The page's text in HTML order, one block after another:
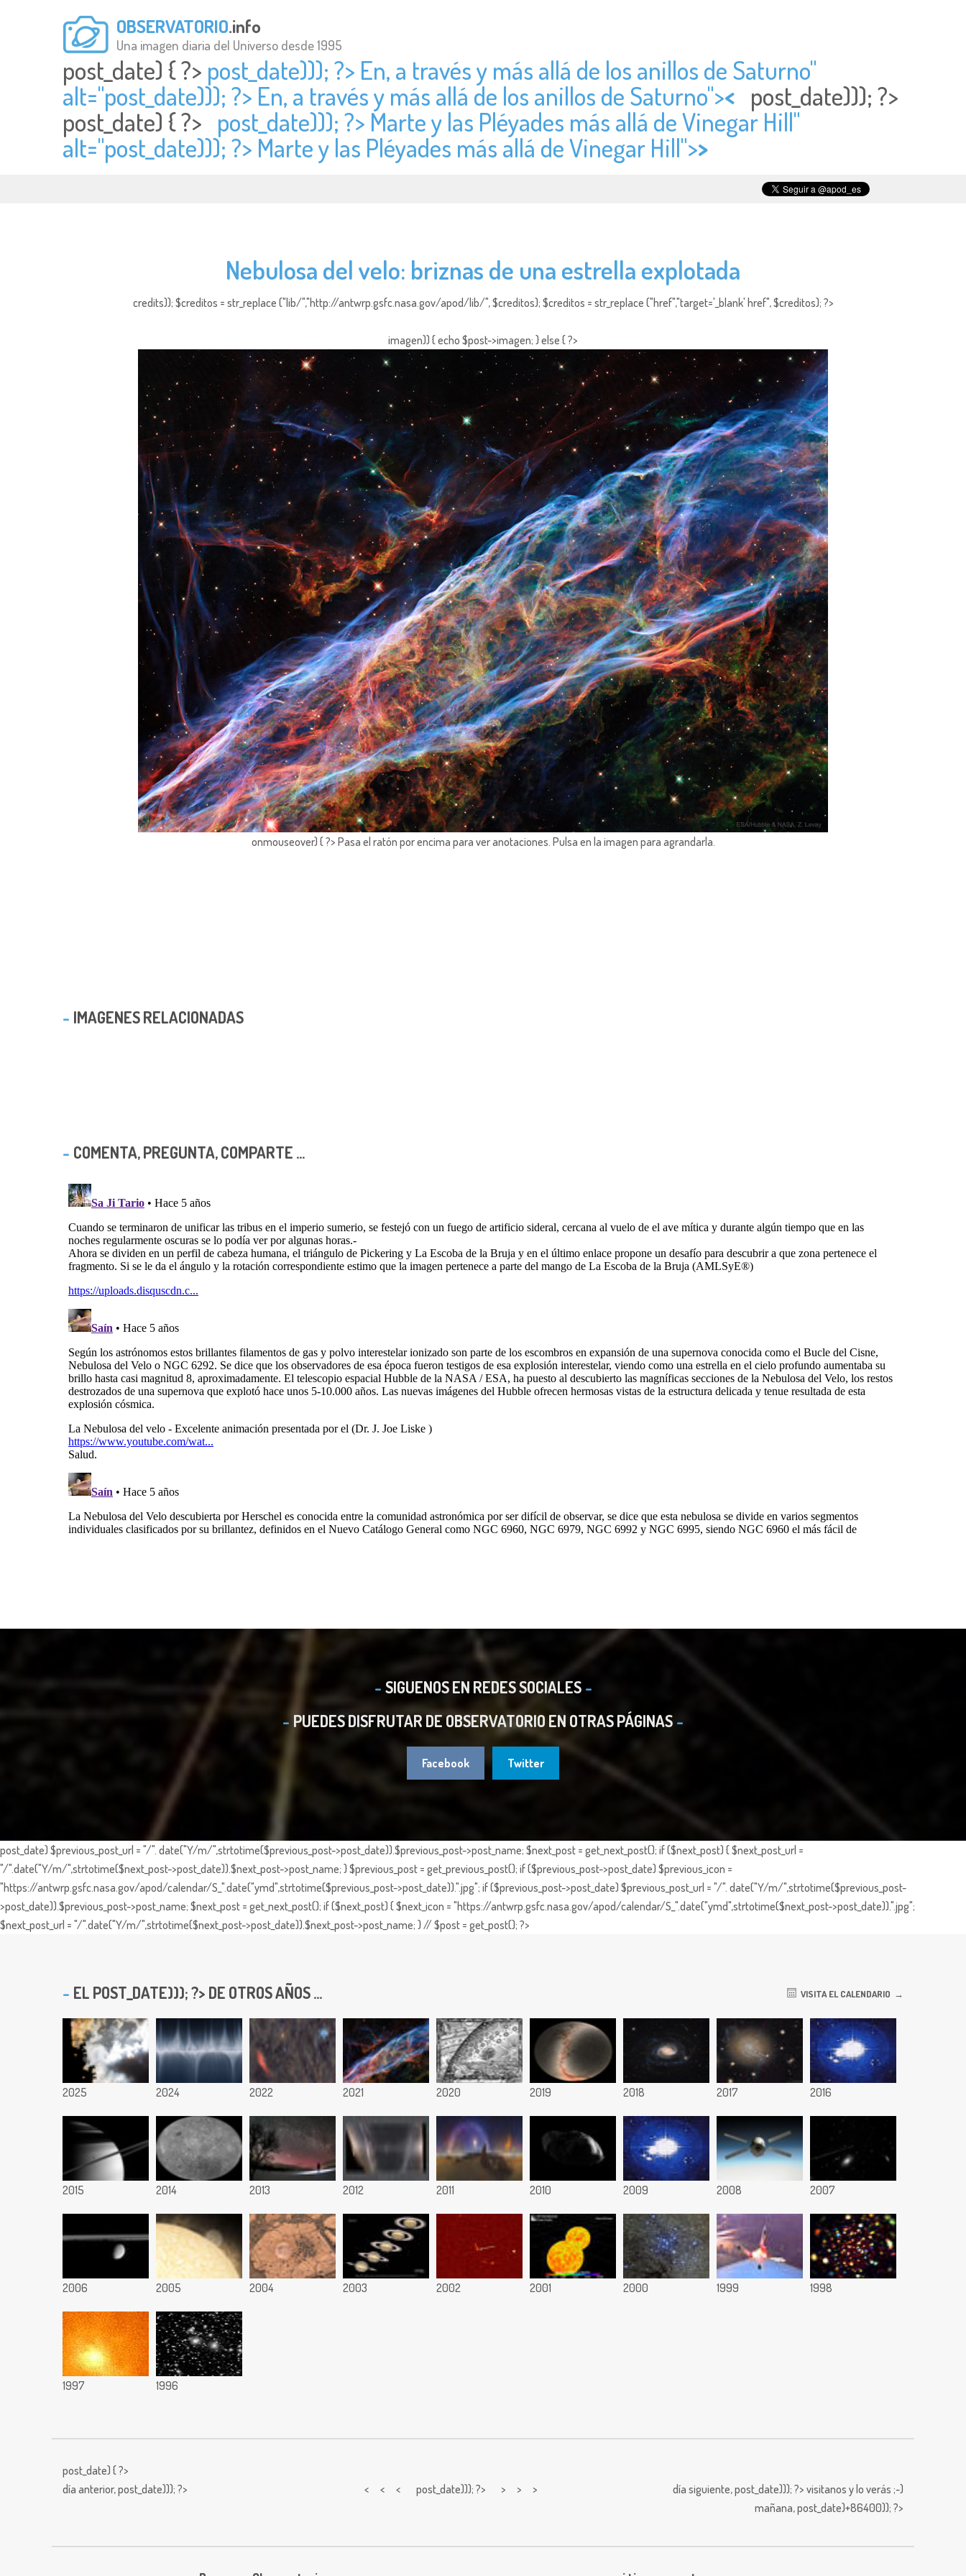
OBSERVATORIO.info
Una imagen diaria del Universo desde 1995
post_date) { ?> post_date))); ?> En, a través y más allá de los anillos de Saturno"
alt="post_date))); ?> En, a través y más allá de los anillos de Saturno">< post_date))); ?>
post_date) { ?> post_date))); ?> Marte y las Pléyades más allá de Vinegar Hill"
alt="post_date))); ?> Marte y las Pléyades más allá de Vinegar Hill">>
Nebulosa del velo: briznas de una estrella explotada
credits)); $creditos = str_replace ("lib/","http://antwrp.gsfc.nasa.gov/apod/lib/", $creditos); $creditos = str_replace ("href","target='_blank' href", $creditos); ?>
imagen)) { echo $post->imagen; } else { ?>
onmouseover) { ?> Pasa el ratón por encima para ver anotaciones. Pulsa en la imagen para agrandarla.
IMAGENES RELACIONADAS
COMENTA, PREGUNTA, COMPARTE ...
SIGUENOS EN REDES SOCIALES
PUEDES DISFRUTAR DE OBSERVATORIO EN OTRAS PÁGINAS
Facebook Twitter
post_date) $previous_post_url = "/". date("Y/m/",strtotime($previous_post->post_date)).$previous_post->post_name; $next_post = get_next_post(); if ($next_post) { $next_post_url =
"/".date("Y/m/",strtotime($next_post->post_date)).$next_post->post_name; } $previous_post = get_previous_post(); if ($previous_post->post_date) $previous_icon =
"https://antwrp.gsfc.nasa.gov/apod/calendar/S_".date("ymd",strtotime($previous_post->post_date)).".jpg"; if ($previous_post->post_date) $previous_post_url = "/". date("Y/m/",strtotime($previous_post-
>post_date)).$previous_post->post_name; $next_post = get_next_post(); if ($next_post) { $next_icon = "https://antwrp.gsfc.nasa.gov/apod/calendar/S_".date("ymd",strtotime($next_post->post_date)).".jpg";
$next_post_url = "/".date("Y/m/",strtotime($next_post->post_date)).$next_post->post_name; } // $post = get_post(); ?>
EL POST_DATE))); ?> DE OTROS AÑOS ... VISITA EL CALENDARIO
2025 2024 2022 2021 2020 2019 2018 2017 2016
2015 2014 2013 2012 2011 2010 2009 2008 2007
2006 2005 2004 2003 2002 2001 2000 1999 1998
1997 1996
post_date) { ?>
día anterior,post_date))); ?> < < < post_date))); ?> > > > día siguiente,post_date))); ?> visitanos y lo verás ;-)
mañana,post_date)+86400)); ?>